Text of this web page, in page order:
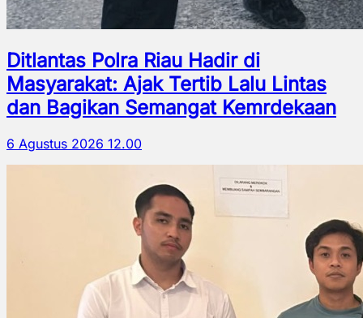
Ditlantas Polra Riau Hadir di
Masyarakat: Ajak Tertib Lalu Lintas
dan Bagikan Semangat Kemrdekaan
6 Agustus 2026 12.00